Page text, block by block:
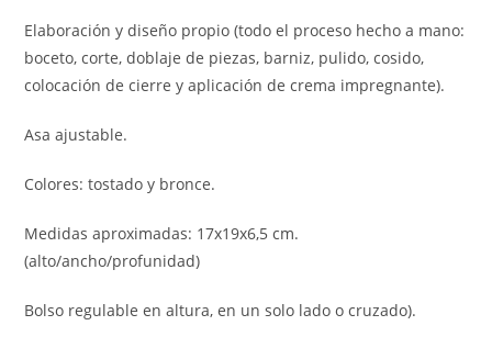
Elaboración y diseño propio (todo el proceso hecho a mano:
boceto, corte, doblaje de piezas, barniz, pulido, cosido,
colocación de cierre y aplicación de crema impregnante).
Asa ajustable.
Colores: tostado y bronce.
Medidas aproximadas: 17x19x6,5 cm.
(alto/ancho/profunidad)
Bolso regulable en altura, en un solo lado o cruzado).